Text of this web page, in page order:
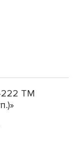
222 ТМ